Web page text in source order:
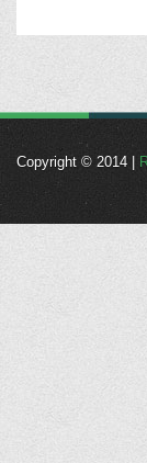
Copyright © 2014 |